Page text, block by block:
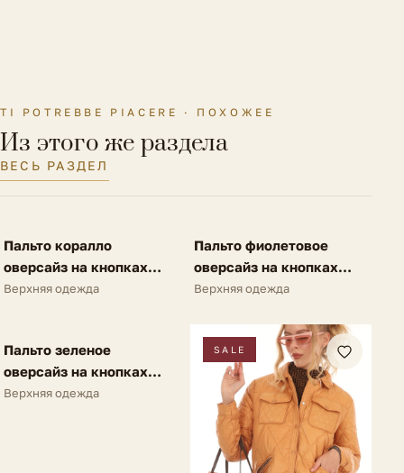
TI POTREBBE PIACERE · ПОХОЖЕЕ
Из этого же раздела
ВЕСЬ РАЗДЕЛ
SALE
FV
Пальто коралло
оверсайз на кнопках
A62
Верхняя одежда
SALE
FV
Пальто фиолетовое
оверсайз на кнопках
A62
Верхняя одежда
SALE
FV
Пальто зеленое
оверсайз на кнопках
A62
Верхняя одежда
SALE